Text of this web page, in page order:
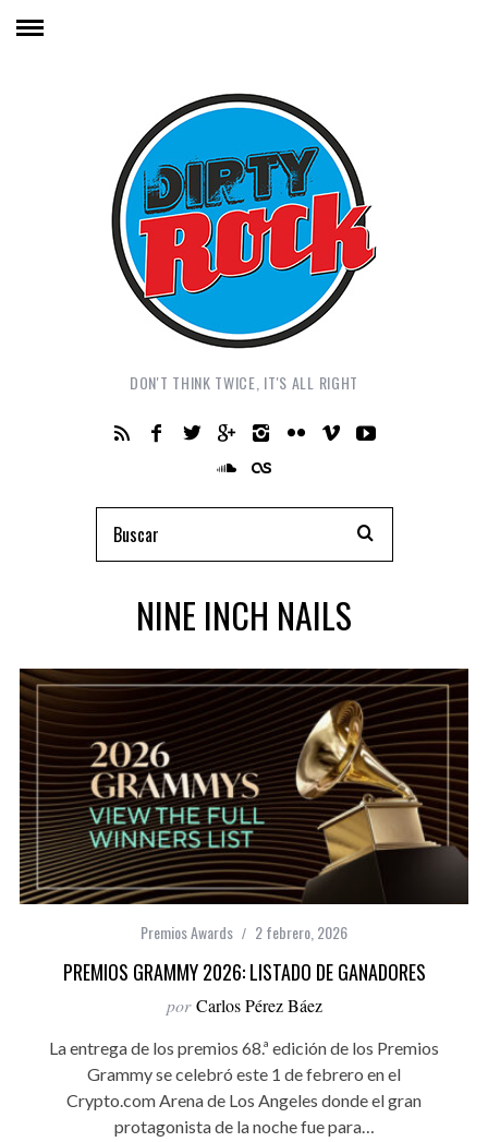
DON'T THINK TWICE, IT'S ALL RIGHT
NINE INCH NAILS
Premios Awards 2 febrero, 2026
PREMIOS GRAMMY 2026: LISTADO DE GANADORES
por Carlos Pérez Báez
La entrega de los premios 68.ª edición de los Premios
Grammy se celebró este 1 de febrero en el
Crypto.com Arena de Los Angeles donde el gran
protagonista de la noche fue para…